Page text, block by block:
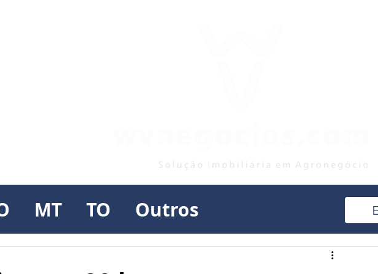
MT TO Outros